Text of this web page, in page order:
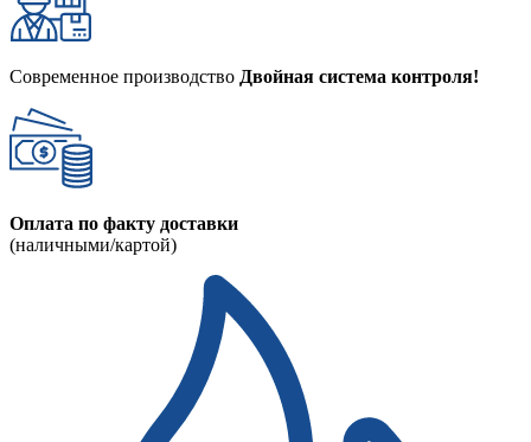
Современное производство Двойная система контроля!
Оплата по факту доставки
(наличными/картой)